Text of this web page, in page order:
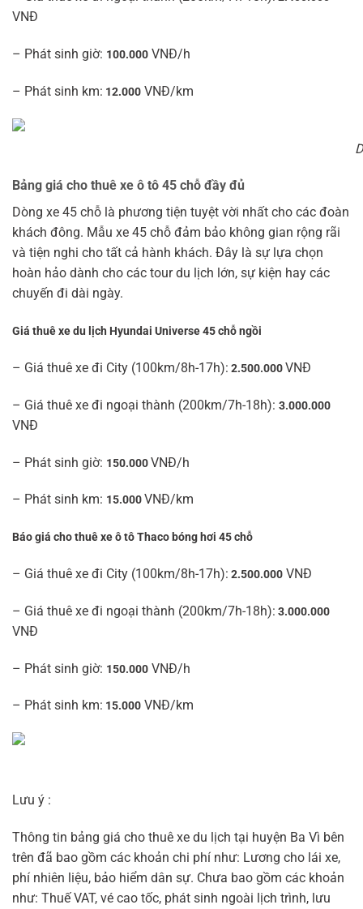
VNĐ
– Phát sinh giờ: 100.000 VNĐ/h
– Phát sinh km: 12.000 VNĐ/km
Bảng giá cho thuê xe ô tô 45 chỗ đầy đủ
Dòng xe 45 chỗ là phương tiện tuyệt vời nhất cho các đoàn
khách đông. Mẫu xe 45 chỗ đảm bảo không gian rộng rãi
và tiện nghi cho tất cả hành khách. Đây là sự lựa chọn
hoàn hảo dành cho các tour du lịch lớn, sự kiện hay các
chuyến đi dài ngày.
Giá thuê xe du lịch Hyundai Universe 45 chỗ ngồi
– Giá thuê xe đi City (100km/8h-17h): 2.500.000VNĐ
– Giá thuê xe đi ngoại thành (200km/7h-18h): 3.000.000
VNĐ
– Phát sinh giờ: 150.000VNĐ/h
– Phát sinh km: 15.000VNĐ/km
Báo giá cho thuê xe ô tô Thaco bóng hơi 45 chỗ
– Giá thuê xe đi City (100km/8h-17h): 2.500.000 VNĐ
– Giá thuê xe đi ngoại thành (200km/7h-18h): 3.000.000
VNĐ
– Phát sinh giờ: 150.000 VNĐ/h
– Phát sinh km: 15.000 VNĐ/km
Lưu ý :
Thông tin bảng giá cho thuê xe du lịch tại huyện Ba Vì bên
trên đã bao gồm các khoản chi phí như: Lương cho lái xe,
phí nhiên liệu, bảo hiểm dân sự. Chưa bao gồm các khoản
như: Thuế VAT, vé cao tốc, phát sinh ngoài lịch trình, lưu